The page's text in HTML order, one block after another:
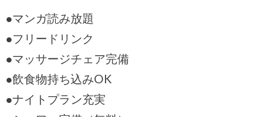
●マンガ読み放題
●フリードリンク
●マッサージチェア完備
●飲食物持ち込みOK
●ナイトプラン充実